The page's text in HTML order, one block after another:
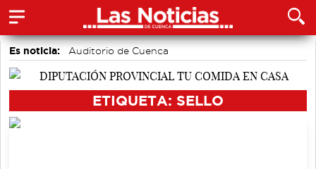
Es noticia:
Auditorio de Cuenca
Actividades culturales en Cuenca
ETIQUETA: SELLO